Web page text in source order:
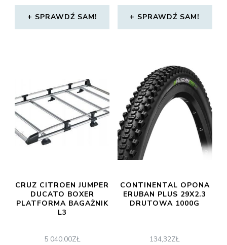
SPRAWDŹ SAM! SPRAWDŹ SAM!
CRUZ CITROEN JUMPER
DUCATO BOXER
PLATFORMA BAGAŻNIK
L3
5 040,00ZŁ
CONTINENTAL OPONA
ERUBAN PLUS 29X2.3
DRUTOWA 1000G
134,32ZŁ